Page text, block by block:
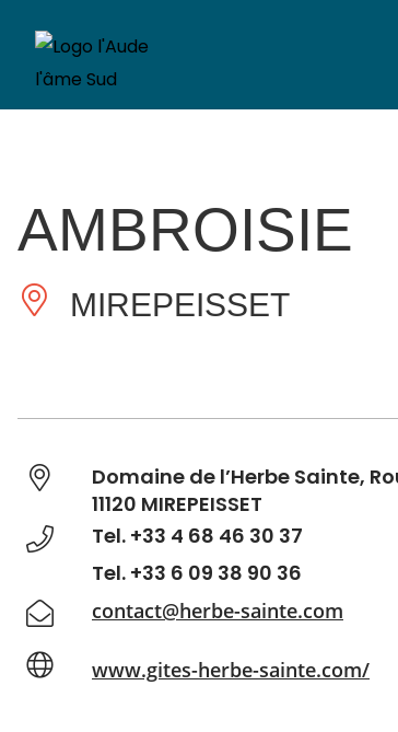
AMBROISIE
MIREPEISSET
Domaine de l’Herbe Sainte,
11120 MIREPEISSET
Tel. +33 4 68 46 30 37
Tel. +33 6 09 38 90 36
contact@herbe-sainte.com
www.gites-herbe-sainte.com/